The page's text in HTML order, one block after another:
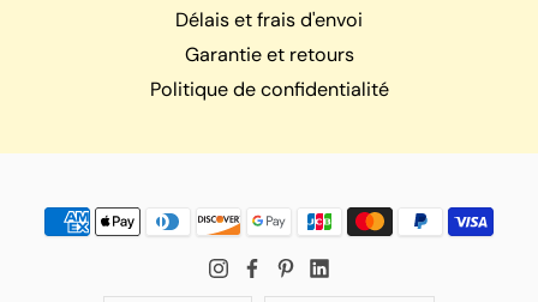
Délais et frais d'envoi
Garantie et retours
Politique de confidentialité